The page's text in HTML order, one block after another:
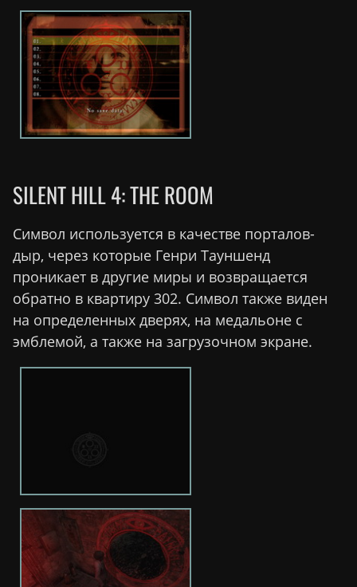
SILENT HILL 4: THE ROOM
Символ используется в качестве порталов-
дыр, через которые Генри Тауншенд
проникает в другие миры и возвращается
обратно в квартиру 302. Символ также виден
на определенных дверях, на медальоне с
эмблемой, а также на загрузочном экране.